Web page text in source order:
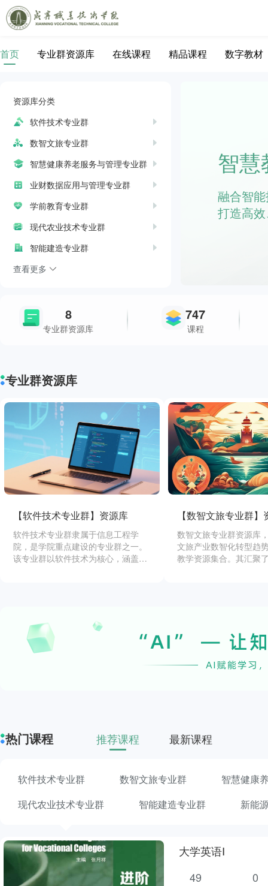
首页 专业群资源库 在线课程 精品课程 数字教材
资源库分类
软件技术专业群
数智文旅专业群
智慧健康养老服务与管理专业群
业财数据应用与管理专业群
学前教育专业群
现代农业技术专业群
智能建造专业群
查看更多
智慧
融合智
打造高
8
专业群资源库
747
课程
专业群资源库
【软件技术专业群】资源库
软件技术专业群隶属于信息工程学
院，是学院重点建设的专业群之一。
该专业群以软件技术为核心，涵盖了
合作等教学模式，使学生掌握Java、
JavaScript、Android等主流开发技
术，能够胜任软件开发、系统维护、
【数智文旅专业群】
数智文旅专业群资源库
文旅产业数智化转型趋
教学资源集合。其汇聚
术、财商素养等教学内
系；借助虚拟仿真等技
化模拟导游、酒店数字
实训系统，提供生动情
热门课程 推荐课程 最新课程
软件技术专业群 数智文旅专业群
智慧健康
现代农业技术专业群
智能建造专业群 新能
大学英语Ⅰ
49
0